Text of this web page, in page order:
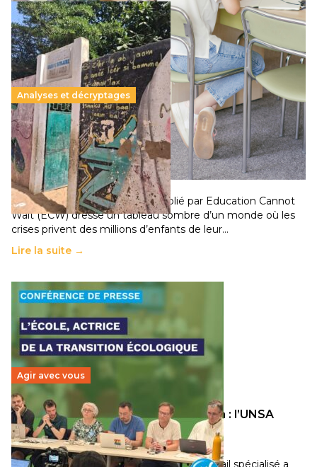
Analyses et décryptages
258 millions d’enfants victimes de la guerre, des
chocs climatiques et des déplacements de
population
11 juillet 2026- National
Un nouveau rapport mondial publié par Education Cannot
Wait (ECW) dresse un tableau sombre d’un monde où les
crises privent des millions d’enfants de leur…
Lire la suite →
Agir avec vous
Transition écologique de l’éducation : l’UNSA
Éducation fait bouger les lignes
30 juin 2026-National
Pendant plusieurs mois, un groupe de travail spécialisé a